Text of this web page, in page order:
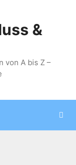
&
von A bis Z –